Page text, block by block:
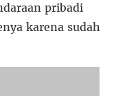
pribadi
karena sudah